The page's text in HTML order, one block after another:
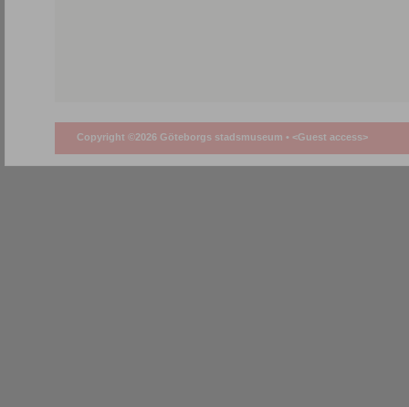
Copyright ©2026 Göteborgs stadsmuseum • <Guest access>